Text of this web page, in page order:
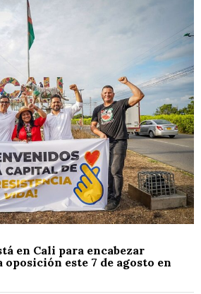
en Cali para encabezar
este 7 de agosto en